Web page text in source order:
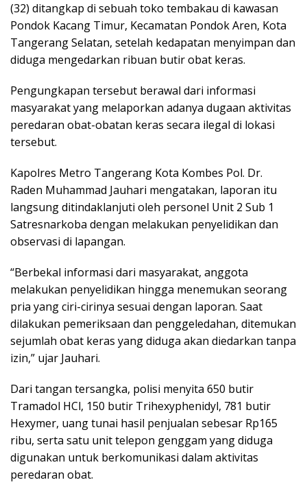
(32) ditangkap di sebuah toko tembakau di kawasan
Pondok Kacang Timur, Kecamatan Pondok Aren, Kota
Tangerang Selatan, setelah kedapatan menyimpan dan
diduga mengedarkan ribuan butir obat keras.
Pengungkapan tersebut berawal dari informasi
masyarakat yang melaporkan adanya dugaan aktivitas
peredaran obat-obatan keras secara ilegal di lokasi
tersebut.
Kapolres Metro Tangerang Kota Kombes Pol. Dr.
Raden Muhammad Jauhari mengatakan, laporan itu
langsung ditindaklanjuti oleh personel Unit 2 Sub 1
Satresnarkoba dengan melakukan penyelidikan dan
observasi di lapangan.
“Berbekal informasi dari masyarakat, anggota
melakukan penyelidikan hingga menemukan seorang
pria yang ciri-cirinya sesuai dengan laporan. Saat
dilakukan pemeriksaan dan penggeledahan, ditemukan
sejumlah obat keras yang diduga akan diedarkan tanpa
izin,” ujar Jauhari.
Dari tangan tersangka, polisi menyita 650 butir
Tramadol HCl, 150 butir Trihexyphenidyl, 781 butir
Hexymer, uang tunai hasil penjualan sebesar Rp165
ribu, serta satu unit telepon genggam yang diduga
digunakan untuk berkomunikasi dalam aktivitas
peredaran obat.